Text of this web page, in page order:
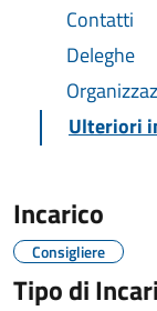
Contatti
Deleghe
Ulteriori
Incarico
Consigliere
Tipo di